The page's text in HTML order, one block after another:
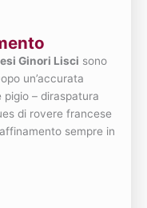
Ginori Lisci sono
un’accurata
– diraspatura
di rovere francese
sempre in